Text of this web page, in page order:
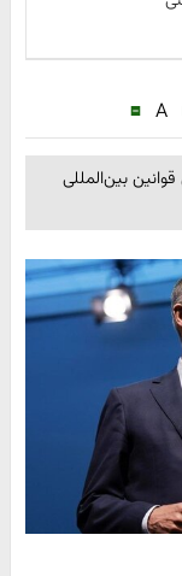
A
بین‌المللی